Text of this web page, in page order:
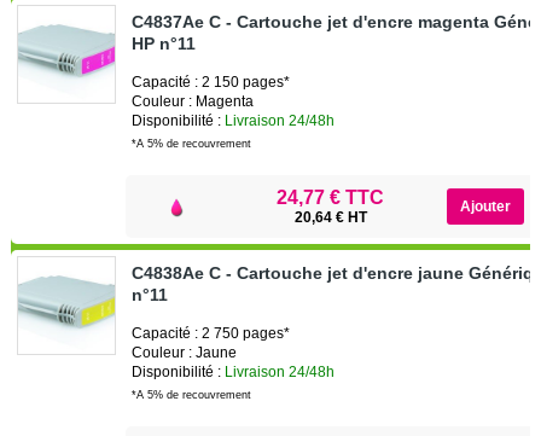
C4837Ae C - Cartouche jet d'encre magenta
HP n°11
Capacité : 2 150 pages*
Couleur : Magenta
Disponibilité : Livraison 24/48h
*A 5% de recouvrement
24,77 € TTC
20,64 € HT
C4838Ae C - Cartouche jet d'encre jaune
n°11
Capacité : 2 750 pages*
Couleur : Jaune
Disponibilité : Livraison 24/48h
*A 5% de recouvrement